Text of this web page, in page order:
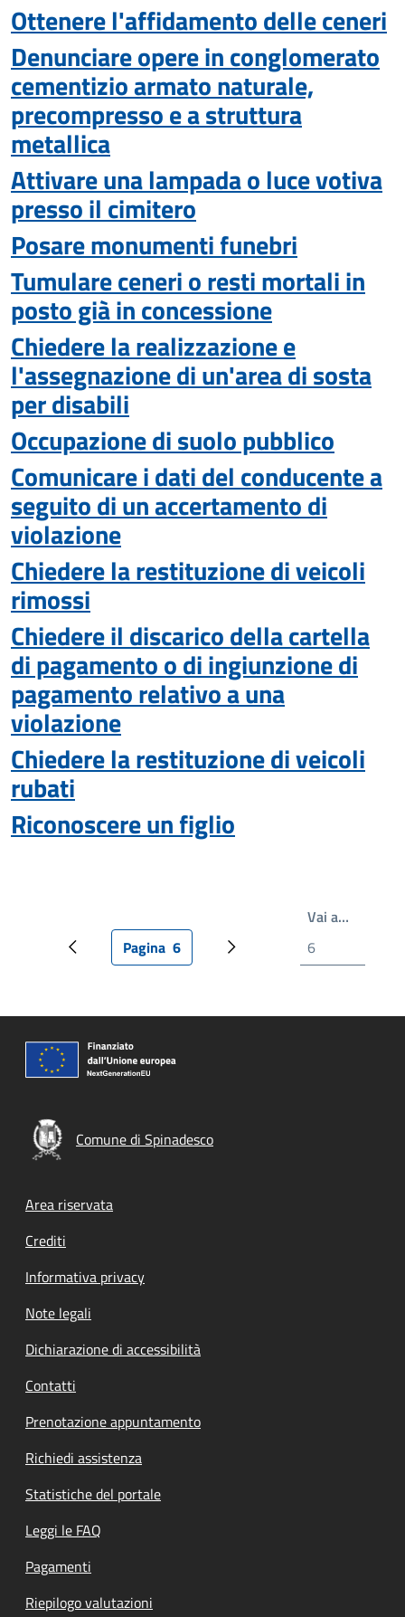
Ottenere l'affidamento delle ceneri
Denunciare opere in conglomerato
cementizio armato naturale,
precompresso e a struttura
metallica
Attivare una lampada o luce votiva
presso il cimitero
Posare monumenti funebri
Tumulare ceneri o resti mortali in
posto già in concessione
Chiedere la realizzazione e
l'assegnazione di un'area di sosta
per disabili
Occupazione di suolo pubblico
Comunicare i dati del conducente a
seguito di un accertamento di
violazione
Chiedere la restituzione di veicoli
rimossi
Chiedere il discarico della cartella
di pagamento o di ingiunzione di
pagamento relativo a una
violazione
Chiedere la restituzione di veicoli
rubati
Riconoscere un figlio
Pagina precedentePagina attuale
Pagina 6 Pagina successiva
Vai a…
Comune di Spinadesco
Footer menu
Area riservata
Crediti
Informativa privacy
Note legali
Dichiarazione di accessibilità
Contatti
Prenotazione appuntamento
Richiedi assistenza
Statistiche del portale
Leggi le FAQ
Pagamenti
Riepilogo valutazioni